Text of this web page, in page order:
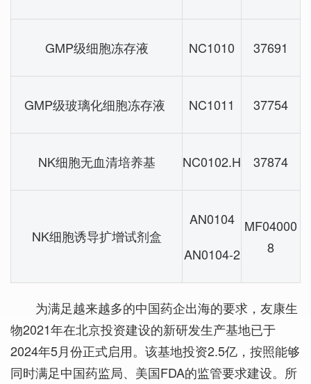
GMP级细胞冻存液 NC1010 37691
GMP级玻璃化细胞冻存液 NC1011 37754
NK细胞无血清培养基 NC0102.H 37874
NK细胞诱导扩增试剂盒
AN0104
AN0104-2
MF04000
8
为满足越来越多的中国药企出海的要求，友康生
物2021年在北京投资建设的新研发生产基地已于
2024年5月份正式启用。该基地投资2.5亿，按照能够
同时满足中国药监局、美国FDA的监管要求建设。所